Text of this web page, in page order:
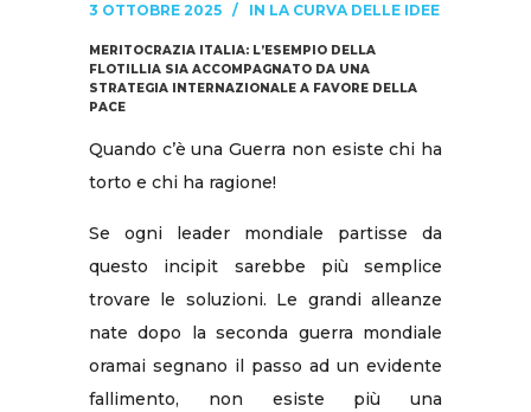
3 OTTOBRE 2025 IN LA CURVA DELLE IDEE
MERITOCRAZIA ITALIA: L’ESEMPIO DELLA
FLOTILLIA SIA ACCOMPAGNATO DA UNA
STRATEGIA INTERNAZIONALE A FAVORE DELLA
PACE
Quando c’è una Guerra non esiste chi ha
torto e chi ha ragione!
Se ogni leader mondiale partisse da
questo incipit sarebbe più semplice
trovare le soluzioni. Le grandi alleanze
nate dopo la seconda guerra mondiale
oramai segnano il passo ad un evidente
fallimento, non esiste più una